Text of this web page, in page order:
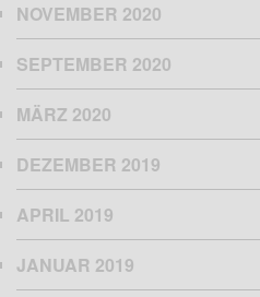
NOVEMBER 2020
SEPTEMBER 2020
MÄRZ 2020
DEZEMBER 2019
APRIL 2019
JANUAR 2019